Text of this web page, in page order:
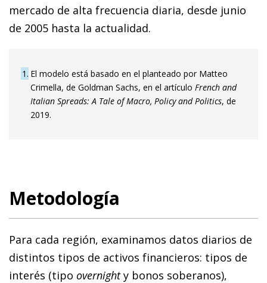
mercado de alta frecuencia diaria, desde junio
de 2005 hasta la actualidad.
1 El modelo está basado en el planteado por Matteo
Crimella, de Goldman Sachs, en el artículo French and
Italian Spreads: A Tale of Macro, Policy and Politics, de
2019.
Metodología
Para cada región, examinamos datos diarios de
distintos tipos de activos financieros: tipos de
interés (tipo overnighty bonos soberanos),